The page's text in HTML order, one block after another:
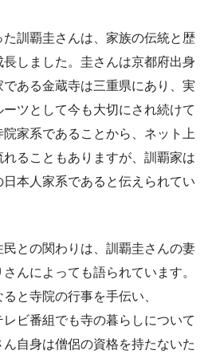
訓覇圭さんは、家族の伝統と歴
しました。圭さんは京都府出身
ある金蔵寺は三重県にあり、実
ツとして今も大切にされ続けて
家系であることから、ネット上
ることもありますが、訓覇家は
本人家系であると伝えられてい
との関わりは、訓覇圭さんの妻
んによっても語られています。
と寺院の行事を手伝い、
ビ番組でも寺の暮らしについて
自身は僧侶の資格を持たないた